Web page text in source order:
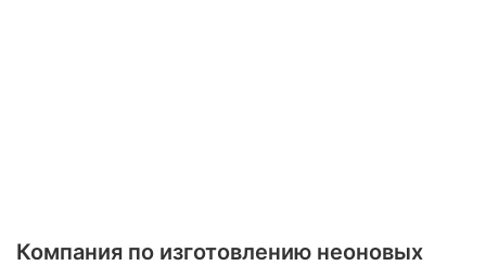
Компания по изготовлению неоновых